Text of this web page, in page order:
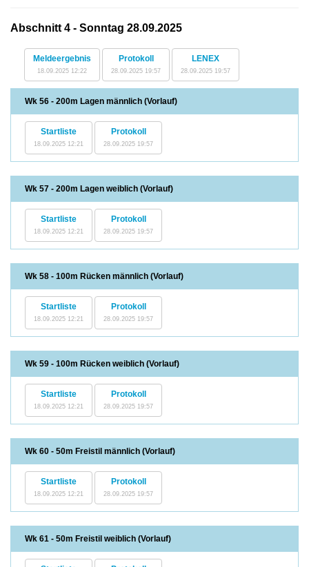
Abschnitt 4 - Sonntag 28.09.2025
Meldeergebnis
18.09.2025 12:22
Protokoll
28.09.2025 19:57
LENEX
28.09.2025 19:57
Wk 56 - 200m Lagen männlich (Vorlauf)
Startliste
18.09.2025 12:21
Protokoll
28.09.2025 19:57
Wk 57 - 200m Lagen weiblich (Vorlauf)
Startliste
18.09.2025 12:21
Protokoll
28.09.2025 19:57
Wk 58 - 100m Rücken männlich (Vorlauf)
Startliste
18.09.2025 12:21
Protokoll
28.09.2025 19:57
Wk 59 - 100m Rücken weiblich (Vorlauf)
Startliste
18.09.2025 12:21
Protokoll
28.09.2025 19:57
Wk 60 - 50m Freistil männlich (Vorlauf)
Startliste
18.09.2025 12:21
Protokoll
28.09.2025 19:57
Wk 61 - 50m Freistil weiblich (Vorlauf)